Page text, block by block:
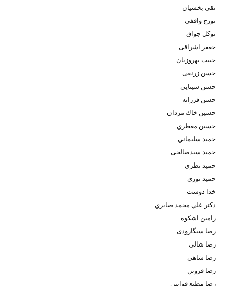
تقی بخشیان
تورج واقفی
توکل جواق
جعفر اشراقی
حبیب بهروزیان
حسن زرنقی
حسن سینایی
حسن فرزانه
حسین خاك مردان
حسين معطري
حميد سليماني
حمید سیدصالحی
حمید نظری
حمید نوری
خدا دوست
دكتر علي محمد صابري
رامین اشکوه
رضا سیگارودی
رضا شالی
رضا شاهی
رضا فروتن
رضا مطیع قوانین